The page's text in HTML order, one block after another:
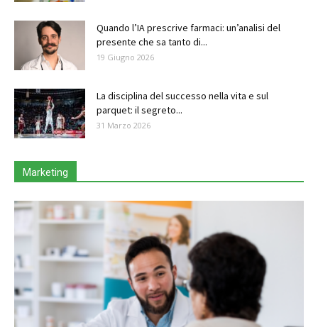
Quando l’IA prescrive farmaci: un’analisi del
presente che sa tanto di...
19 Giugno 2026
La disciplina del successo nella vita e sul
parquet: il segreto...
31 Marzo 2026
Marketing